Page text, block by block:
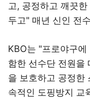
고, 공정하고 깨끗
두고" 매년 신인 전
KBO는 "프로야구
함한 선수단 전원을
을 보호하고 공정한
속적인 도핑방지 교